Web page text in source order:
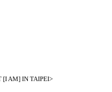
[I AM] IN TAIPEI>